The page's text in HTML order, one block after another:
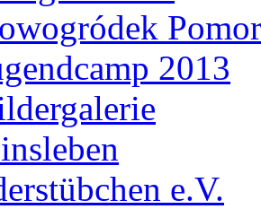
2013
e.V.